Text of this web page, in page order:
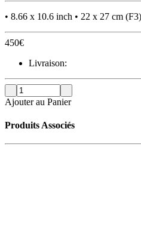
• 8.66 x 10.6 inch • 22 x 27 cm
450€
Livraison:
Ajouter au Panier
Produits Associés